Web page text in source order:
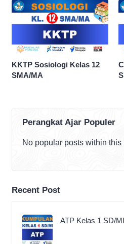
KKTP Sosiologi Kelas 12
SMA/MA
Perangkat Ajar Populer
No popular posts within this
Recent Post
ATP Kelas 1 SD/MI